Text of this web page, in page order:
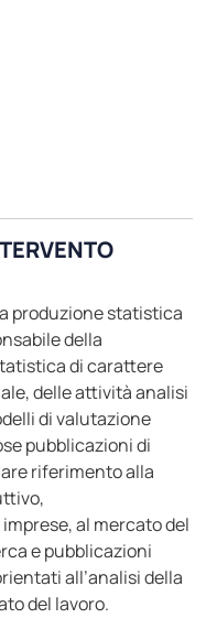
produzione statistica
della
di carattere
delle attività analisi
di valutazione
pubblicazioni di
riferimento alla
al mercato del
e pubblicazioni
all’analisi della
del lavoro.